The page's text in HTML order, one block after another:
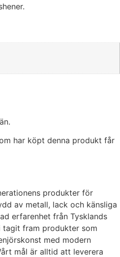
har köpt denna produkt får
produkter för
av metall, lack och känsliga
erfarenhet från Tysklands
tagit fram produkter som
med modern
mål är alltid att leverera